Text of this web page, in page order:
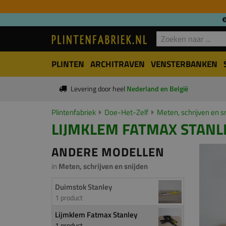
PLINTEN ARCHITRAVEN VENSTERBANKEN
Levering door heel Nederland en België
Plintenfabriek Doe-Het-Zelf Meten, schrijven en
LIJMKLEM FATMAX
ANDERE MODELLEN
in Meten, schrijven en snijden
Duimstok Stanley
1 product
Lijmklem Fatmax Stanley